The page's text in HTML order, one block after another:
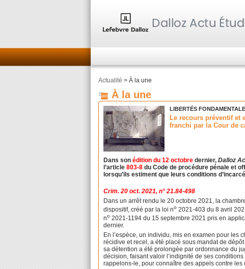
Actualité > À la une
À la une
LIBERTÉS
Le recours préventif et
franchi par la Cour de
Dans sonédition du 12 octobre dernier,Dalloz
l’article803-8 du Code de procédure pénale et
lorsqu’ils estiment que leurs conditions
Crim. 20 oct. 2021, n° 21.84-498
Dans un arrêt rendu le 20 octobre 2021, la
dispositif, créé par la loi no 2021-403 du 8 avril
no 2021-1194 du 15 septembre 2021 pris en
dernier.
En l’espèce, un individu, mis en examen pour les
récidive et recel, a été placé sous mandat de
sa détention a été prolongée par ordonnance du
décision, faisant valoir l’indignité de ses
rappelons-le, pour connaître des appels contre